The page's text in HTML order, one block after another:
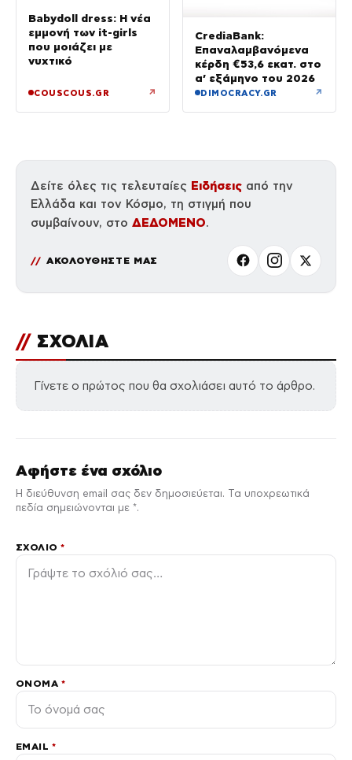
Babydoll dress: Η νέα
εμμονή των it-girls
που μοιάζει με
νυχτικό
COUSCOUS.GR ↗
CrediaBank:
Επαναλαμβανόμενα
κέρδη €53,6 εκατ. στο
α’ εξάμηνο του 2026
DIMOCRACY.GR ↗
Δείτε όλες τις τελευταίες Ειδήσεις από την
Ελλάδα και τον Κόσμο, τη στιγμή που
συμβαίνουν, στο ΔΕΔΟΜΕΝΟ.
ΑΚΟΛΟΥΘΗΣΤΕ ΜΑΣ
// ΣΧΟΛΙΑ
Γίνετε ο πρώτος που θα σχολιάσει αυτό το άρθρο.
Αφήστε ένα σχόλιο
Η διεύθυνση email σας δεν δημοσιεύεται. Τα υποχρεωτικά
πεδία σημειώνονται με *.
ΣΧΌΛΙΟ*
ΌΝΟΜΑ *
EMAIL *